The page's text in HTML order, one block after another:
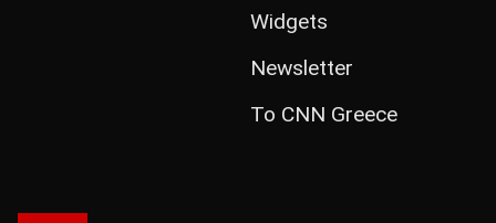
Widgets
Newsletter
Το CNN Greece